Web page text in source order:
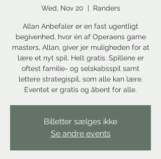
Wed, Nov 20
  |
Randers
Allan Anbefaler er en fast ugentligt
begivenhed, hvor én af Operaens game
masters, Allan, giver jer muligheden for at
lære et nyt spil. Helt gratis. Spillene er
oftest familie- og selskabsspil samt
lettere strategispil, som alle kan lære.
Eventet er gratis og åbent for alle.
Billetter sælges ikke
Se andre events